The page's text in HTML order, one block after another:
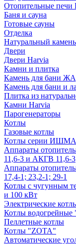
Отопительные печи
Баня и сауна
Готовые сауны
Отделка
Натуральный
Двери
Двери Harvia
Камни и плитка
Камень для бани
Камень для бани и
Плитка из
Камни Harvia
Парогенераторы
Котлы
Газовые котлы
Котлы серии ИШМА
Аппараты
11,6-3 и АКГВ 11,6-3
Аппараты
17,4-1; 23,2-1; 29-1
Котлы с чугунным
и 100 кВт
Электрические
Котлы
Пеллетные котлы
Котлы "ZOTA"
Автоматические